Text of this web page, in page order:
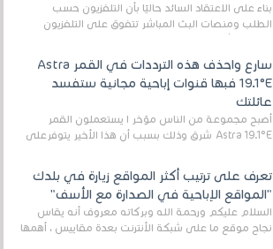
بناءً على الاعتقاد السائد حاليًا بأن التلفزيون حسب
الطلب ومنصات البث المباشر تتفوق على التلفزيون
سارع واحذف هذه الترددات في القمر Astra
19.1°E فبها قنوات إباحية مجانية ستفسد
عائلتك
أصبح مجموعة من الناس مؤخر ا يستعملون القمر
Astra 19.1°E شرق وذلك بسبب أن هذا الأخير يتوفرعلى
تعرف على ترتيب أكثر المواقع زيارة في بلدك
"المواقع الإباحية في الصدارة مع الأسف"
السلام عليكم ورحمة الله وبركاته معروف أنه يقاس
نجاح موقع ما على شبكة الأنترنت بعدة مقاييس ، أهمها